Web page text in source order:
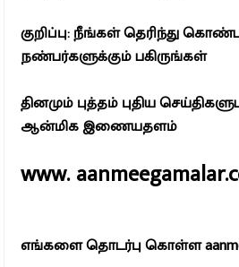
குறிப்பு: நீங்கள் தெரிந்து
நண்பர்களுக்கும் பகிருங்கள்
தினமும் புத்தம் புதிய
ஆன்மிக இணையதளம்
www.
எங்களை தொடர்பு கொள்ள